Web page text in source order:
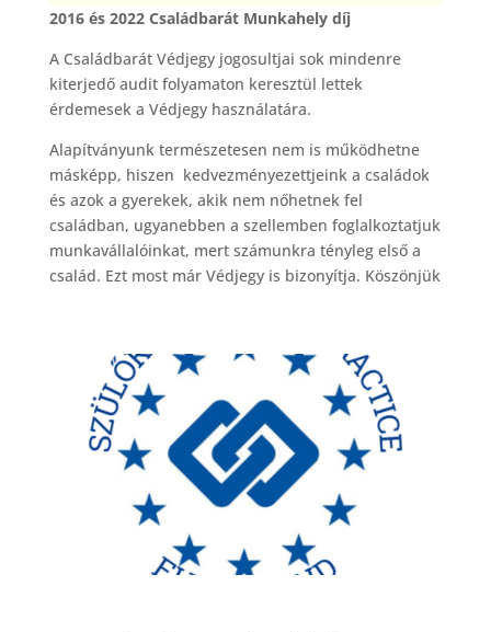
2016 és 2022 Családbarát Munkahely díj
A Családbarát Védjegy jogosultjai sok mindenre
kiterjedő audit folyamaton keresztül lettek
érdemesek a Védjegy használatára.
Alapítványunk természetesen nem is működhetne
másképp, hiszen kedvezményezettjeink a családok
és azok a gyerekek, akik nem nőhetnek fel
családban, ugyanebben a szellemben foglalkoztatjuk
munkavállalóinkat, mert számunkra tényleg első a
család. Ezt most már Védjegy is bizonyítja. Köszönjük